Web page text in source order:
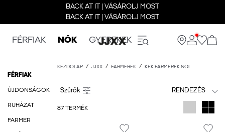
BACK AT IT | VÁSÁROLJ MOST
BACK AT IT | VÁSÁROLJ MOST
FÉRFIAK NŐK GYEREKEK
FÉRFIAK
ÚJDONSÁGOK
RUHÁZAT
FARMER
KEZDŐLAP JJXX FARMEREK KÉK FARMEREK NŐI
RENDEZÉS
87 TERMÉK